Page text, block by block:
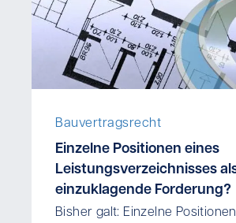
Bauvertragsrecht
Einzelne Positionen eines
Leistungsverzeichnisses
einzuklagende Forderung?
Bisher galt: Einzelne